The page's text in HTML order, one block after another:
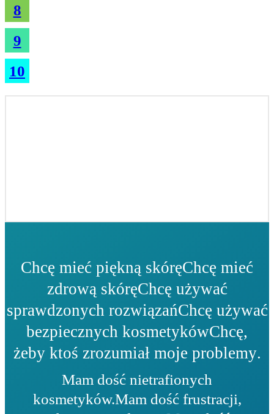
8
9
10
Chcę mieć piękną skóręChcę mieć
zdrową skóręChcę używać
sprawdzonych rozwiązańChcę używać
bezpiecznych kosmetykówChcę,
żeby ktoś zrozumiał moje problemy.
Mam dość nietrafionych
kosmetyków.Mam dość frustracji,